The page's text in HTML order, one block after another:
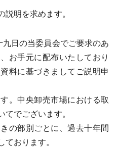
明を求めます。
日の当委員会でご要求のあ
お手元に配布いたしており
料に基づきましてご説明申
。中央卸売市場における取
てでございます。
の部別ごとに、過去十年間
ております。